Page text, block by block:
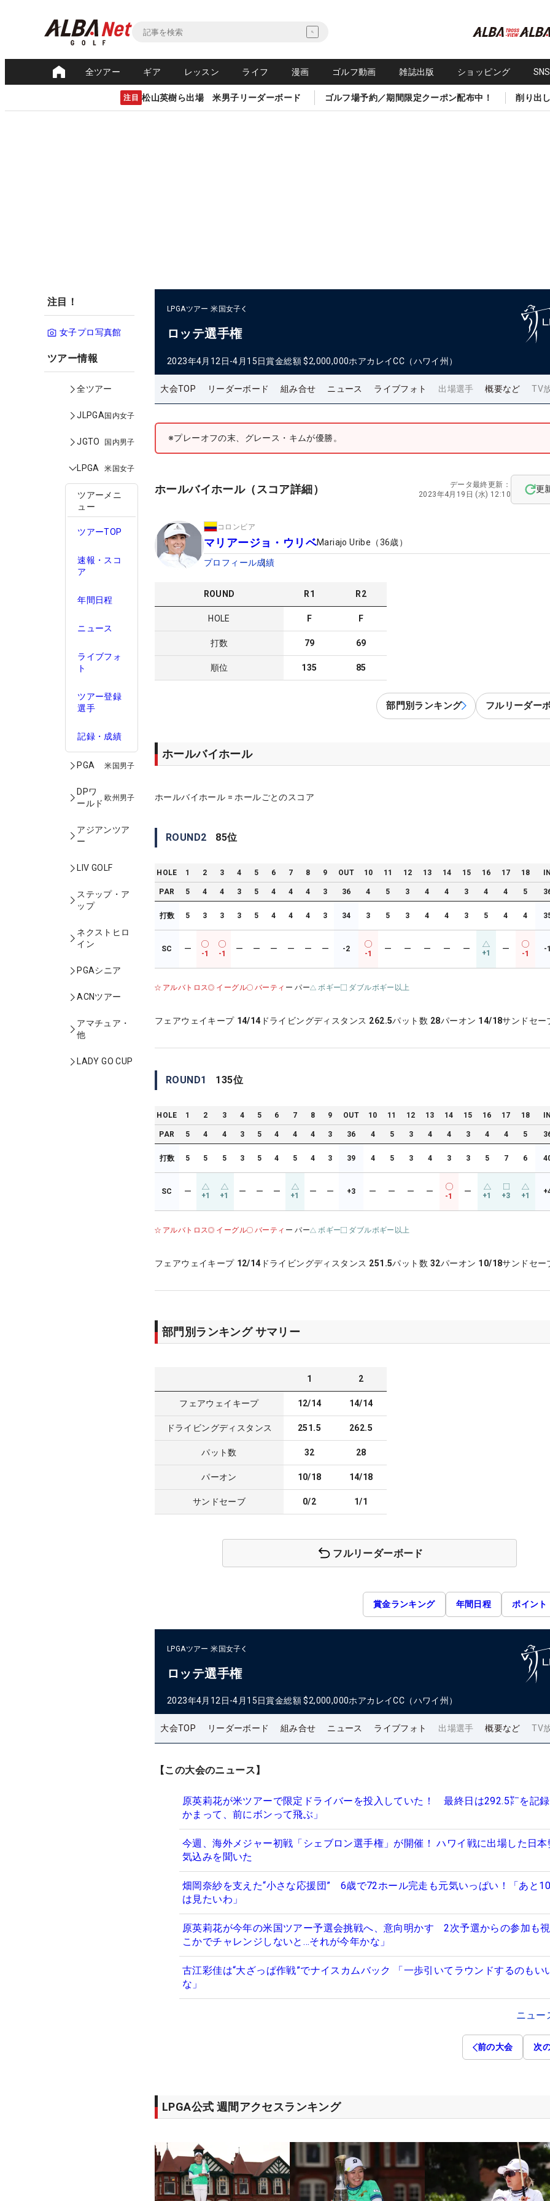
全ツアー ギア レッスン ライフ 漫画 ゴルフ動画 雑誌出版 ショッピング
注目 松山英樹ら出場 米男子リーダーボード ゴルフ場予約／期間限定クーポン配布中！ 削り出
注目！
女子プロ写真館
ツアー情報
全ツアー
JLPGA国内女子
JGTO 国内男子
LPGA 米国女子
ツアーメニ
ュー
ツアーTOP
速報・スコ
ア
年間日程
ニュース
ライブフォ
ト
ツアー登録
選手
記録・成績
PGA 米国男子
DPワ
ールド
欧州男子
アジアンツア
ー
LIV GOLF
ステップ・ア
ップ
ネクストヒロ
イン
PGAシニア
ACNツアー
アマチュア・
他
LADY GO CUP
LPGAツアー 米国女子
ロッテ選手権
2023年4月12日-4月15日賞金総額 $2,000,000ホアカレイCC（ハワイ州）
大会TOP リーダーボード 組み合せ ニュース ライブフォト 出場選手 概要など TV
※プレーオフの末、グレース・キムが優勝。
ホールバイホール（スコア詳細）
データ最終更新：
2023年4月19日 (水) 12:10
更
コロンビア
マリアージョ・ウリベMariajo Uribe （36歳）
プロフィール成績
ROUND R1 R2
HOLE F F
打数 79 69
順位 135 85
部門別ランキング フルリーダー
ホールバイホール
ホールバイホール = ホールごとのスコア
ROUND2 85位
HOLE 1 2 3 4 5 6 7 8 9 OUT 10 11 12 13 14 15 16 17 18
PAR 5 4 4 3 5 4 4 4 3 36 4 5 3 4 4 3 4 4 5
打数 5 3 3 3 5 4 4 4 3 34 3 5 3 4 4 3 5 4 4
SC ー
-1 -1
ー ー ー ー ー ー -2
-1
ー ー ー ー ー +1 ー
-1
-
アルバトロス イーグル バーティ ー パー ボギー ダブルボギー以上
フェアウェイキープ 14/14 ドライビングディスタンス 262.5パット数 28パーオン 14/18サンドセー
ROUND1 135位
HOLE 1 2 3 4 5 6 7 8 9 OUT 10 11 12 13 14 15 16 17 18
PAR 5 4 4 3 5 4 4 4 3 36 4 5 3 4 4 3 4 4 5
打数 5 5 5 3 5 4 5 4 3 39 4 5 3 4 3 3 5 7 6
SC ー +1 +1 ー ー ー +1 ー ー +3 ー ー ー ー
-1
ー +1 +3 +1
アルバトロス イーグル バーティ ー パー ボギー ダブルボギー以上
フェアウェイキープ 12/14 ドライビングディスタンス 251.5パット数 32パーオン 10/18サンドセー
部門別ランキング サマリー
1 2
フェアウェイキープ 12/14 14/14
ドライビングディスタンス 251.5 262.5
パット数 32 28
パーオン 10/18 14/18
サンドセーブ 0/2 1/1
フルリーダーボード
賞金ランキング 年間日程 ポイント
LPGAツアー 米国女子
ロッテ選手権
2023年4月12日-4月15日賞金総額 $2,000,000ホアカレイCC（ハワイ州）
大会TOP リーダーボード 組み合せ ニュース ライブフォト 出場選手 概要など TV
【この大会のニュース】
原英莉花が米ツアーで限定ドライバーを投入していた！ 最終日は292.5㍎を記
かまって、前にボンって飛ぶ」
今週、海外メジャー初戦「シェブロン選手権」が開催！ ハワイ戦に出場した日本
気込みを聞いた
畑岡奈紗を支えた“小さな応援団” 6歳で72ホール完走も元気いっぱい！「あと
は見たいわ」
原英莉花が今年の米国ツアー予選会挑戦へ、意向明かす 2次予選からの参加も
こかでチャレンジしないと…それが今年かな」
古江彩佳は“大ざっぱ作戦”でナイスカムバック 「一歩引いてラウンドするのもい
な」
ニュー
前の大会 次
LPGA公式 週間アクセスランキング